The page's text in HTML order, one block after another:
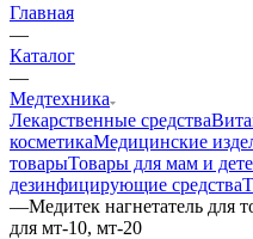
Главная
—
Каталог
—
Медтехника
Лекарственные средства
косметикаМедицинские
товарыТовары для мам и
дезинфицирующие средства
—Медитек нагнетатель для
для мт-10, мт-20